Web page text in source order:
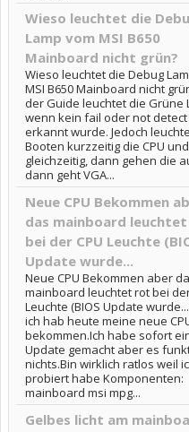
Wieso leuchtet die
Lamp vom MSI B650
Mainboard nicht grün?
Wieso leuchtet die Debug
MSI B650 Mainboard nicht
der Guide leuchtet die Grüne
wenn kein fail oder not detect
erkannt wurde. Jedoch
Booten kurzzeitig die CPU und
gleichzeitig, dann gehen die
dann geht VGA...
Neue CPU Bekommen
das mainboard
bei der CPU Leuchte
Update wurde...
Neue CPU Bekommen aber
mainboard leuchtet rot bei
Leuchte (BIOS Update
ich hab heute meine neue
bekommen.Ich habe sofort
Update gemacht aber es
nichts.Bin wirklich ratlos weil
probiert habe Komponenten:
mainboard msi mpg...
Gelbes licht am